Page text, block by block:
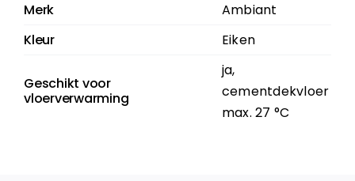
Merk
Ambiant
Kleur
Eiken
Geschikt voor
vloerverwarming
ja,
cementdekvloer
max. 27 °C